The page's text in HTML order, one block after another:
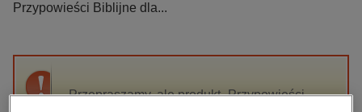
Zobacz wszystkie E-prasa
budownictwo, aranżacja wnętrz
darmowe wydania
Przypowieści Biblijne dla...
Przepraszamy, ale produkt „Przypowieści